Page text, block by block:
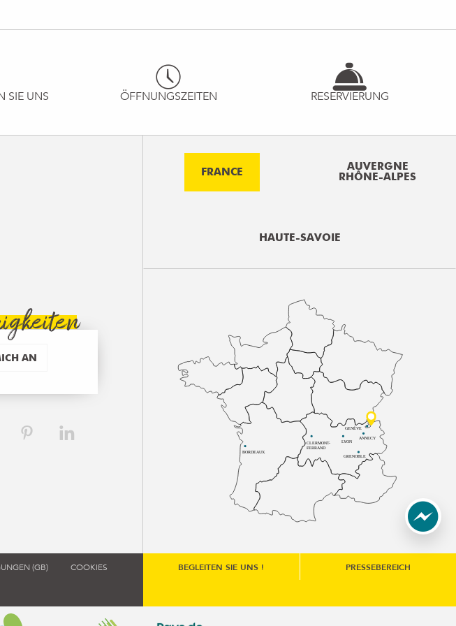
SIE UNS ÖFFNUNGSZEITEN RESERVIERUNG
AN
FRANCE
AUVERGNE
RHÔNE-ALPES
HAUTE-SAVOIE
BORDEAUX
CLERMONT-
FERRAND
LYON
ANNECY
GRENOBLE
GENÈVE
(GB) COOKIES BEGLEITEN SIE UNS ! PRESSEBEREICH